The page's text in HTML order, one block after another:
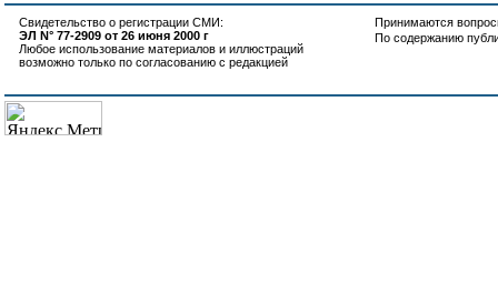
Свидетельство о регистрации СМИ:
ЭЛ N° 77-2909 от 26 июня 2000 г
Любое использование материалов и иллюстраций
возможно только по согласованию с редакцией
Принимаются
По содержанию